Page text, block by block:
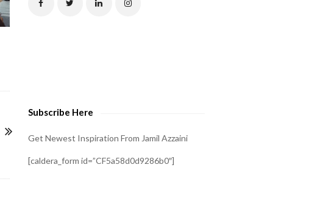
Subscribe Here
Get Newest Inspiration From Jamil Azzaini
[caldera_form id=”CF5a58d0d9286b0″]